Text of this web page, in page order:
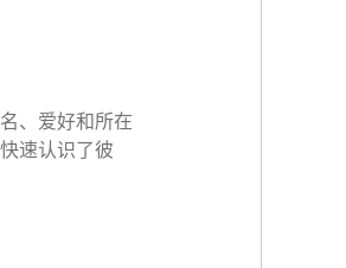
、爱好和所在
速认识了彼